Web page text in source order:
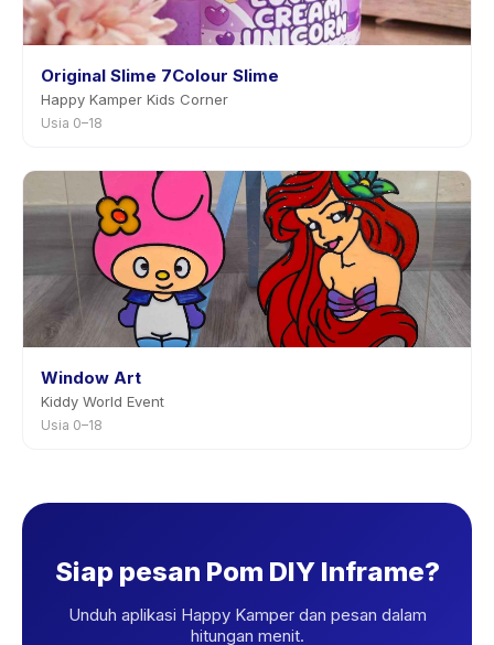
Original Slime 7Colour Slime
Happy Kamper Kids Corner
Usia 0–18
Window Art
Kiddy World Event
Usia 0–18
Siap pesan Pom DIY Inframe?
Unduh aplikasi Happy Kamper dan pesan dalam
hitungan menit.